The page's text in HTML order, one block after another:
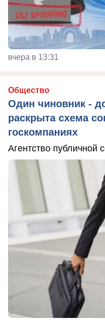
вчера в 13:31
Общество
Один чиновник -
раскрыта схема
госкомпаниях
Агентство публичной